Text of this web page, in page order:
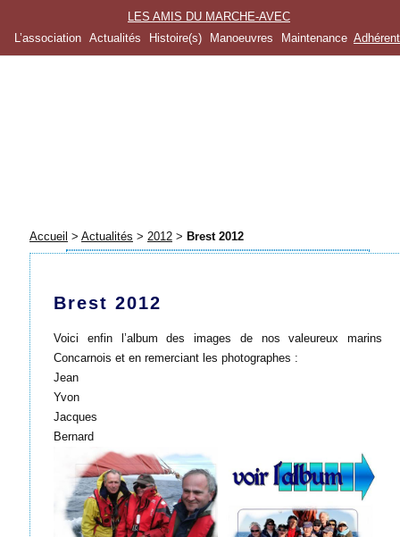
LES AMIS DU MARCHE-AVEC
L’association
Actualités Histoire(s) Manoeuvres Maintenance
Accueil > Actualités > 2012 > Brest 2012
Brest 2012
Voici enfin l’album des images de nos valeureux marins
Concarnois et en remerciant les photographes :
Jean
Yvon
Jacques
Bernard